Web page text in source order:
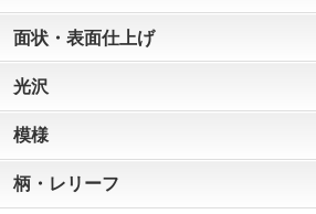
面状・表面仕上げ
光沢
模様
柄・レリーフ